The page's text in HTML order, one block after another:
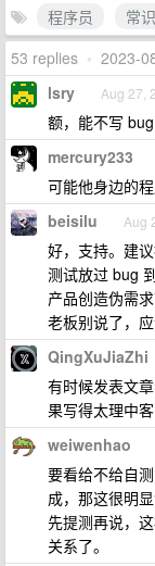
程序员 常识
53 replies • 2023-
lsry Aug 27,
额，能不写
mercury233
可能他身边的
beisilu Aug
好，支持。建
测试放过 bug
产品创造伪需求
老板别说了，
QingXuJiaZhi
有时候发表文
果写得太理中
weiwenhao
要看给不给自
成，那这很明
先提测再说，
关系了。